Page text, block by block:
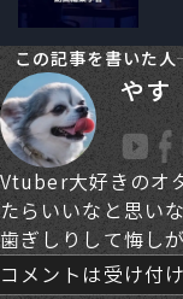
この記事を書いた人
やす
Vtuber大好きのオ
たらいいなと思い
歯ぎしりして悔し
コメントは受け付